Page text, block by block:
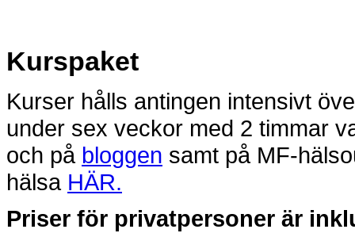
Kurspaket
Kurser hålls antingen intensivt
under sex veckor med 2 timmar
och på bloggen samt på MF-
hälsa HÄR.
Priser för privatpersoner är